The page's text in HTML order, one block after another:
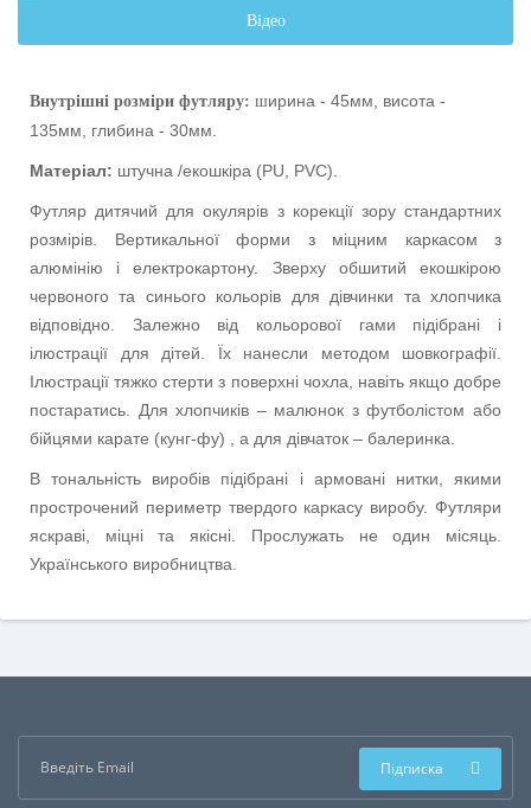
Відео
Внутрішні розміри футляру: ширина - 45мм, висота -
135мм, глибина - 30мм.
Матеріал: штучна /екошкіра (PU, PVC).
Футляр дитячий для окулярів з корекції зору стандартних
розмірів. Вертикальної форми з міцним каркасом з
алюмінію і електрокартону. Зверху обшитий екошкірою
червоного та синього кольорів для дівчинки та хлопчика
відповідно. Залежно від кольорової гами підібрані і
ілюстрації для дітей. Їх нанесли методом шовкографії.
Ілюстрації тяжко стерти з поверхні чохла, навіть якщо добре
постаратись. Для хлопчиків – малюнок з футболістом або
бійцями карате (кунг-фу) , а для дівчаток – балеринка.
В тональність виробів підібрані і армовані нитки, якими
прострочений периметр твердого каркасу виробу. Футляри
яскраві, міцні та якісні. Прослужать не один місяць.
Українського виробництва.
Підписка